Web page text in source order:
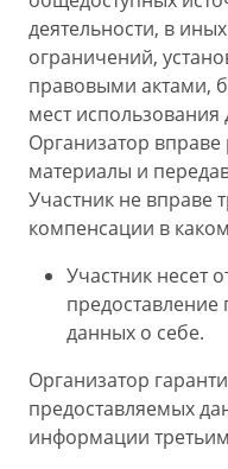
деятельности, в
ограничений,
правовыми актами,
мест
Организатор вправе
материалы и
Участник не вправе
компенсации в
Участник несет
данных о себе.
Организатор
предоставляемых
информации